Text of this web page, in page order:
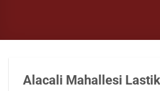
Alacali Mahallesi